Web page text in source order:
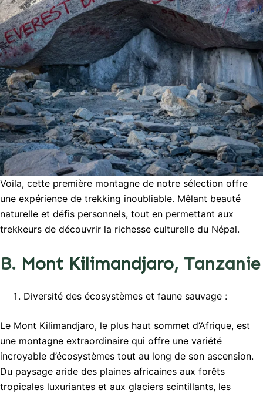
Voila, cette première montagne de notre sélection offre
une expérience de trekking inoubliable. Mêlant beauté
naturelle et défis personnels, tout en permettant aux
trekkeurs de découvrir la richesse culturelle du Népal.
B. Mont Kilimandjaro, Tanzanie
Diversité des écosystèmes et faune sauvage :
Le Mont Kilimandjaro, le plus haut sommet d’Afrique, est
une montagne extraordinaire qui offre une variété
incroyable d’écosystèmes tout au long de son ascension.
Du paysage aride des plaines africaines aux forêts
tropicales luxuriantes et aux glaciers scintillants, les